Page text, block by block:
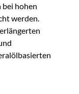
hohen
werden.